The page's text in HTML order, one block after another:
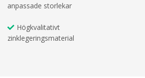
anpassade storlekar
Högkvalitativt
zinklegeringsmaterial